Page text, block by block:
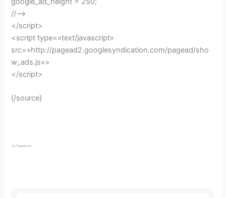
//–>
</script>
<script type=»text/javascript»
src=»http://pagead2.googlesyndication.com/pagead/sho
w_ads.js»>
</script>
{/source}
on Facebook